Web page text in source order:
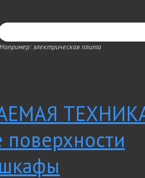
Например: электрическая плита